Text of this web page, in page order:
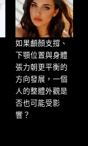
如果顱顏支撐、
下顎位置與身體
張力朝更平衡的
方向發展，一個
人的整體外觀是
否也可能受影
響？